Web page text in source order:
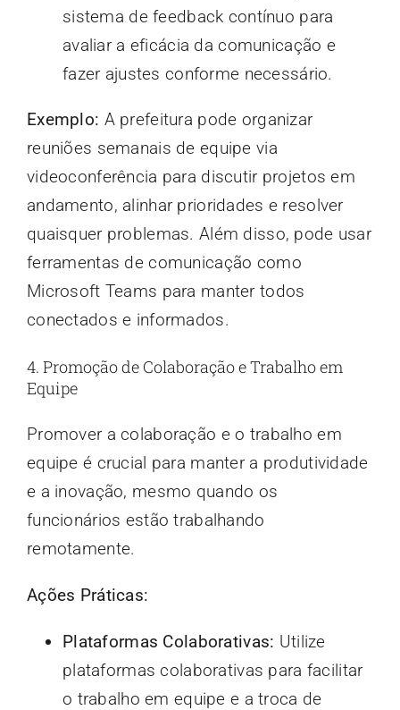
sistema de feedback contínuo para
avaliar a eficácia da comunicação e
fazer ajustes conforme necessário.
Exemplo: A prefeitura pode organizar
reuniões semanais de equipe via
videoconferência para discutir projetos em
andamento, alinhar prioridades e resolver
quaisquer problemas. Além disso, pode usar
ferramentas de comunicação como
Microsoft Teams para manter todos
conectados e informados.
4. Promoção de Colaboração e Trabalho em
Equipe
Promover a colaboração e o trabalho em
equipe é crucial para manter a produtividade
e a inovação, mesmo quando os
funcionários estão trabalhando
remotamente.
Ações Práticas:
Plataformas Colaborativas: Utilize
plataformas colaborativas para facilitar
o trabalho em equipe e a troca de